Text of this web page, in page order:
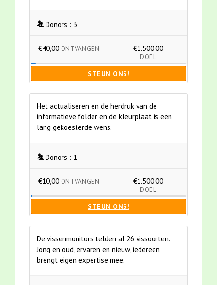
Donors : 3
€40,00 ONTVANGEN €1.500,00
DOEL
STEUN ONS!
Het actualiseren en de herdruk van de
informatieve folder en de kleurplaat is een
lang gekoesterde wens.
Donors : 1
€10,00 ONTVANGEN €1.500,00
DOEL
STEUN ONS!
De vissenmonitors telden al 26 vissoorten.
Jong en oud, ervaren en nieuw, iedereen
brengt eigen expertise mee.